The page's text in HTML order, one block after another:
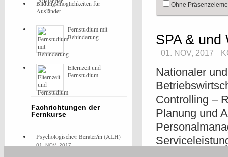
Ohne
SPA & und
01. NOV, 2017
Nationaler
Controlling –
Planung und
Bildungsmöglichkeiten für
Ausländer
Fernstudium mit
Behinderung
Elternzeit und
Fernstudium
Fachrichtungen der
Fernkurse
Psychologische/r Berater/in (ALH)
01. NOV, 2017